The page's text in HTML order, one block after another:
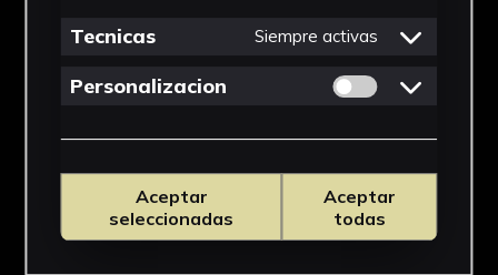
Cerámica
Tecnicas Siempre activas
Personalizacion Permitir cookies
Aceptar
seleccionadas
Aceptar
todas